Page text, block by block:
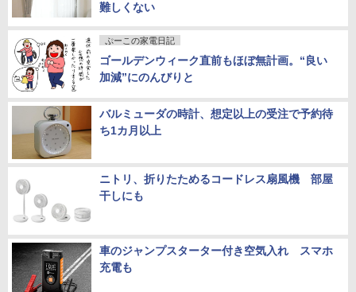
難しくない
ぷーこの家電日記
ゴールデンウィーク直前もほぼ無計画。“良い
加減”にのんびりと
バルミューダの時計、想定以上の受注で予約待
ち1カ月以上
ニトリ、折りたためるコードレス扇風機 部屋
干しにも
車のジャンプスターター付き空気入れ スマホ
充電も